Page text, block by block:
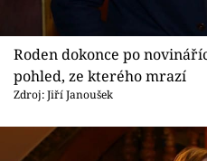
Roden dokonce po
pohled, ze kterého mrazí
Zdroj: Jiří Janoušek